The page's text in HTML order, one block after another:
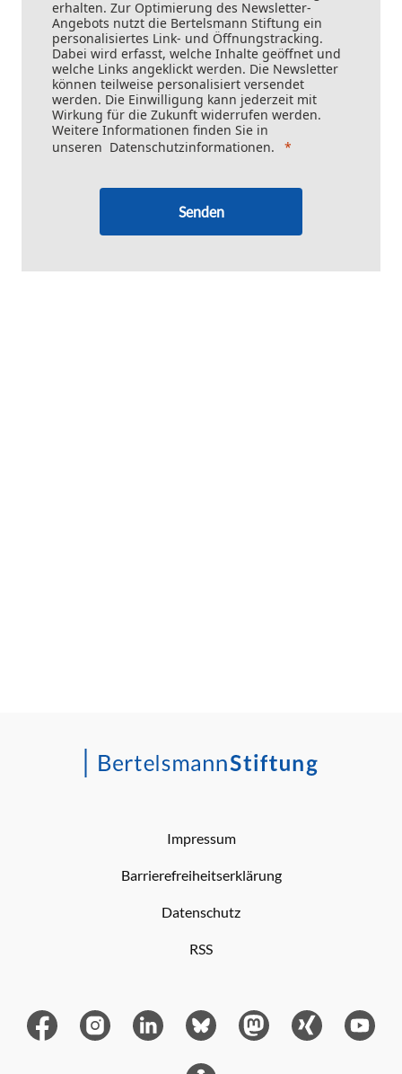
erhalten. Zur Optimierung des Newsletter-
Angebots nutzt die Bertelsmann Stiftung ein
personalisiertes Link- und Öffnungstracking.
Dabei wird erfasst, welche Inhalte geöffnet und
welche Links angeklickt werden. Die Newsletter
können teilweise personalisiert versendet
werden. Die Einwilligung kann jederzeit mit
Wirkung für die Zukunft widerrufen werden.
Weitere Informationen finden Sie in
unseren Datenschutzinformationen.
Senden
Impressum
Barrierefreiheitserklärung
Datenschutz
RSS